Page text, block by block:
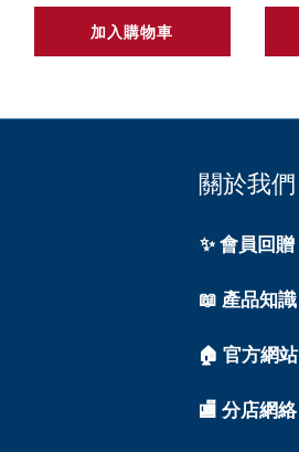
加入購物車
關於我們
✨ 會員回贈
📖 產品知識
🏠 官方網站
🏬 分店網絡